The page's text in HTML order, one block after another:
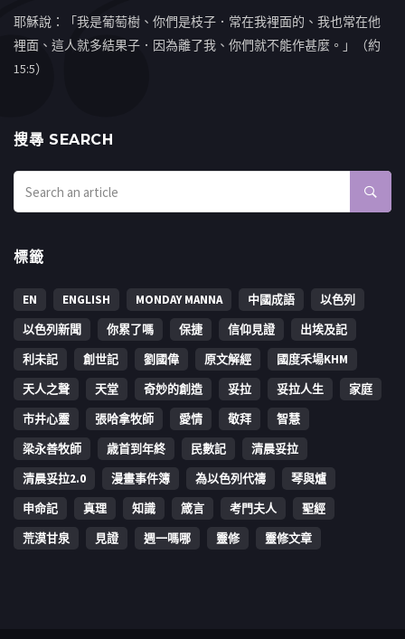
耶穌說：「我是葡萄樹、你們是枝子．常在我裡面的、我也常在他
裡面、這人就多結果子．因為離了我、你們就不能作甚麼。」（約
15:5）
搜㝷 SEARCH
標籤
EN ENGLISH MONDAY MANNA 中國成語
以色列
以色列新聞
你累了嗎 保捷 信仰見證
出埃及記
利未記
創世記 劉國偉 原文解經
國度禾場KHM
天人之聲
天堂 奇妙的創造 妥拉 妥拉人生
家庭
市井心靈
張哈拿牧師 愛情 敬拜
智慧
梁永善牧師
歳首到年終 民數記
清晨妥拉
清晨妥拉2.0
漫畫事件簿 為以色列代禱
琴與爐
申命記
真理 知識 箴言 考門夫人
聖經
荒漠甘泉
見證 週一嗎哪 靈修 靈修文章